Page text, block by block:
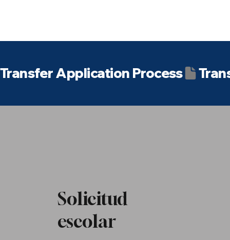
Transfer Application Process
Solicitud
escolar